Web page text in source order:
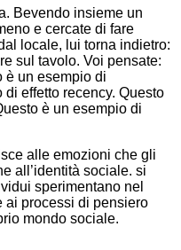
Bevendo insieme un
e cercate di fare
locale, lui torna indietro:
sul tavolo. Voi pensate:
è un esempio di
effetto recency. Questo
è un esempio di
alle emozioni che gli
all’identità sociale. si
sperimentano nel
ai processi di pensiero
mondo sociale.